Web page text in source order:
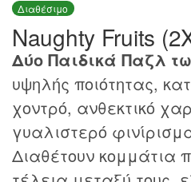
Διαθέσιμο
Naughty Fruits
Δύο Παιδικά Παζλ
υψηλής ποιότητας,
χοντρό, ανθεκτικό
γυαλιστερό
Διαθέτουν κομμάτια